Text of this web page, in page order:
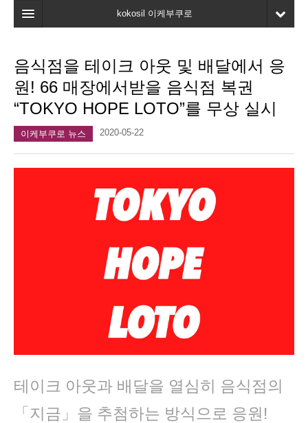
kokosil 이케부쿠로
지도
고객평가
마이페이지
음식점을 테이크 아웃 및 배달에서 응
원! 66 매장에서받을 음식점 복권
“TOKYO HOPE LOTO”를 무상 실시
이케부쿠로 뉴스 2020-05-22
테이크 아웃과 배달을 열심히 음식점의
「지금」을 추첨하는 방식으로 응원!